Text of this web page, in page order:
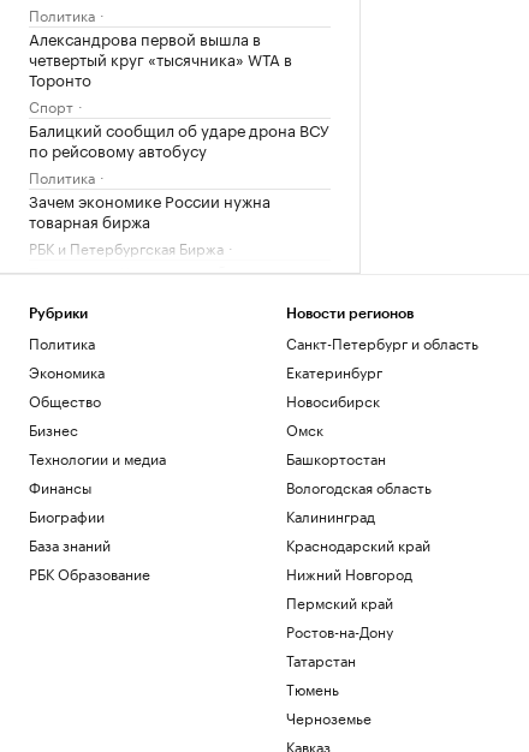
Политика
Александрова первой вышла в
четвертый круг «тысячника» WTA в
Торонто
Спорт
Балицкий сообщил об ударе дрона ВСУ
по рейсовому автобусу
Политика
Зачем экономике России нужна
товарная биржа
РБК и Петербургская Биржа
Посольство Украины сообщило о
Польше
Политика
Бывший сотрудник Google запустил
сервис, пародирующий работу чат-
бота
Тренды
Хавбек «Ахмата» отстранен на два
матча за удар локтем игрока
«Спартака»
Спорт
В Германии при столкновении двух
трамваев пострадали 25 человек
Рубрики
Политика
Экономика
Общество
Бизнес
Технологии и медиа
Финансы
Биографии
База знаний
РБК Образование
Новости регионов
Санкт-Петербург и область
Екатеринбург
Новосибирск
Омск
Башкортостан
Вологодская область
Калининград
Краснодарский край
Нижний Новгород
Пермский край
Ростов-на-Дону
Татарстан
Тюмень
Черноземье
Кавказ